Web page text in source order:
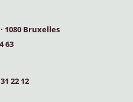
· 1080 Bruxelles
63
22 12